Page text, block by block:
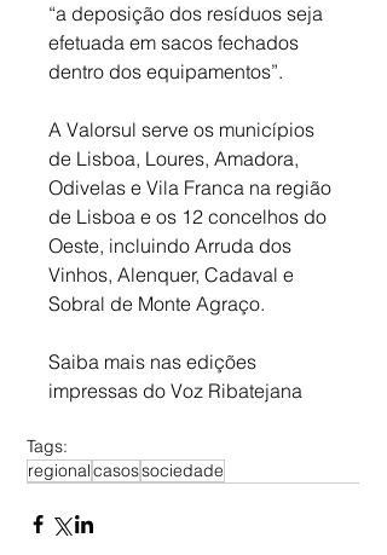
“a deposição dos resíduos seja
efetuada em sacos fechados
dentro dos equipamentos”.
A Valorsul serve os municípios
de Lisboa, Loures, Amadora,
Odivelas e Vila Franca na região
de Lisboa e os 12 concelhos do
Oeste, incluindo Arruda dos
Vinhos, Alenquer, Cadaval e
Sobral de Monte Agraço.
Saiba mais nas edições
impressas do Voz Ribatejana
Tags:
regionalcasossociedade